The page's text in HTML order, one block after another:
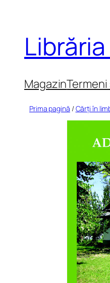
conținut
Magazin
Prima pagină /Cărți în